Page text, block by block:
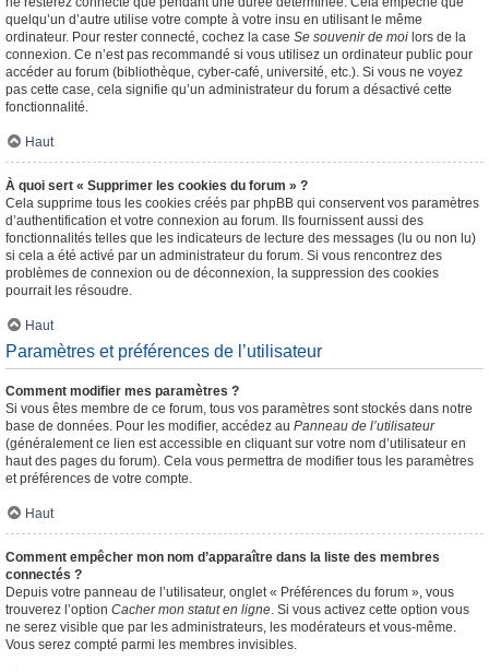
quelqu’un d’autre utilise votre compte à votre insu en utilisant le même
ordinateur. Pour rester connecté, cochez la case Se souvenir de moi lors de la
connexion. Ce n’est pas recommandé si vous utilisez un ordinateur public pour
accéder au forum (bibliothèque, cyber-café, université, etc.). Si vous ne voyez
pas cette case, cela signifie qu’un administrateur du forum a désactivé cette
fonctionnalité.
Haut
À quoi sert « Supprimer les cookies du forum » ?
Cela supprime tous les cookies créés par phpBB qui conservent vos paramètres
d’authentification et votre connexion au forum. Ils fournissent aussi des
fonctionnalités telles que les indicateurs de lecture des messages (lu ou non lu)
si cela a été activé par un administrateur du forum. Si vous rencontrez des
problèmes de connexion ou de déconnexion, la suppression des cookies
pourrait les résoudre.
Haut
Paramètres et préférences de l’utilisateur
Comment modifier mes paramètres ?
Si vous êtes membre de ce forum, tous vos paramètres sont stockés dans notre
base de données. Pour les modifier, accédez au Panneau de l’utilisateur
(généralement ce lien est accessible en cliquant sur votre nom d’utilisateur en
haut des pages du forum). Cela vous permettra de modifier tous les paramètres
et préférences de votre compte.
Haut
Comment empêcher mon nom d’apparaître dans la liste des membres
connectés ?
Depuis votre panneau de l’utilisateur, onglet « Préférences du forum », vous
trouverez l’option Cacher mon statut en ligne. Si vous activez cette option vous
ne serez visible que par les administrateurs, les modérateurs et vous-même.
Vous serez compté parmi les membres invisibles.